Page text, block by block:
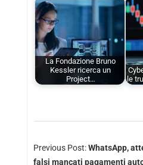
La Fondazione Bruno
Kessler ricerca un
Project…
le
Previous Post:WhatsApp,
falsi mancati pagamenti